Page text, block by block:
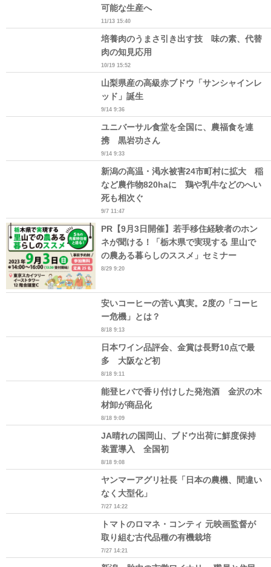
可能な生産へ
11/13 15:40
培養肉のうまさ引き出す技 味の素、代替
肉の知見応用
10/19 15:52
山梨県産の高級赤ブドウ「サンシャインレ
ッド」誕生
9/14 9:36
ユニバーサル食堂を全国に、農福食を連
携 黒岩功さん
9/14 9:33
新潟の高温・渇水被害24市町村に拡大 稲
など農作物820haに 鶏や乳牛などのへい
死も相次ぐ
9/7 11:47
PR【9月3日開催】若手移住経験者のホン
ネが聞ける！「栃木県で実現する 里山で
の農ある暮らしのススメ」セミナー
8/29 9:20
安いコーヒーの苦い真実。2度の「コーヒ
ー危機」とは？
8/18 9:13
日本ワイン品評会、金賞は長野10点で最
多 大阪など初
8/18 9:11
能登ヒバで香り付けした発泡酒 金沢の木
材卸が商品化
8/18 9:09
JA晴れの国岡山、ブドウ出荷に鮮度保持
装置導入 全国初
8/18 9:08
ヤンマーアグリ社長「日本の農機、間違い
なく大型化」
7/27 14:22
トマトのロマネ・コンティ 元映画監督が
取り組む古代品種の有機栽培
7/27 14:21